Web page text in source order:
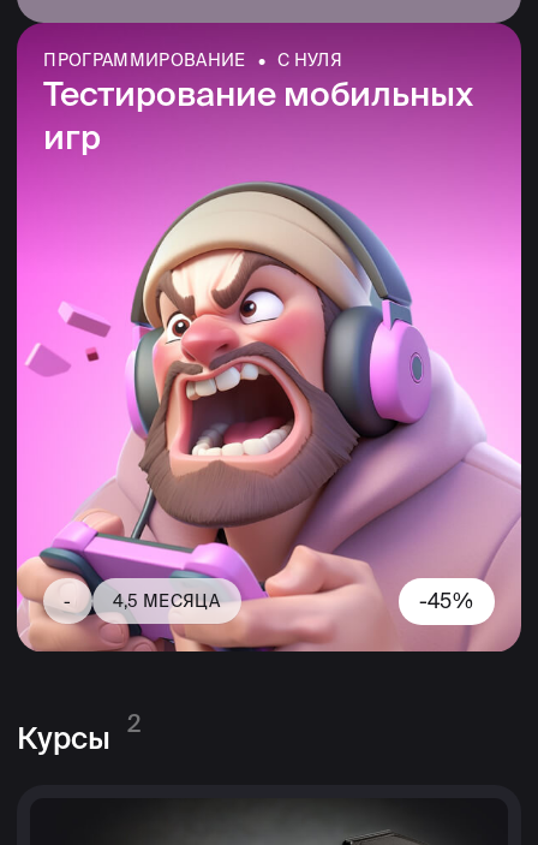
программирования С++
-35%
ПРОГРАММИРОВАНИЕ • ДЛЯ ПРОДВИНУТЫХ
Геймплей программирование
6 МЕСЯЦЕВ
диагностику, чтобы: